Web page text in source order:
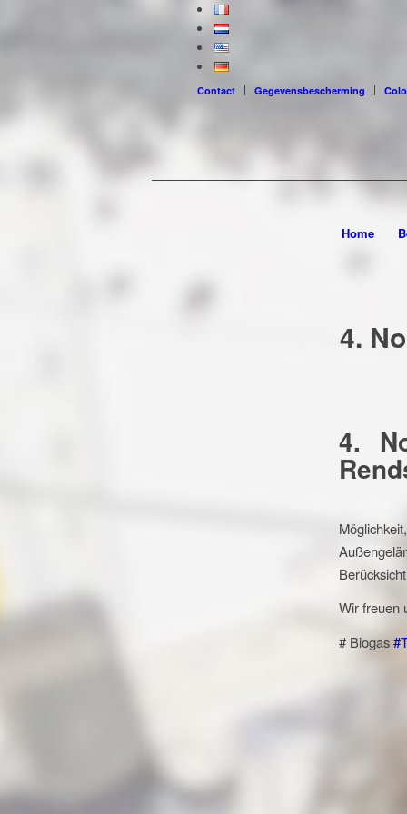
Contact Gegevensbescherming
Home
4.
4.
Wir freuen
# Biogas